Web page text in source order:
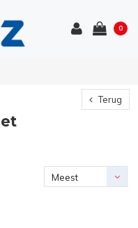
0
Terug
Meest